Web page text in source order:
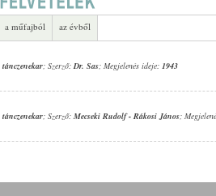
a műfajból az évből
tánczenekar; Szerző:Dr. Sas; Megjelenés ideje: 1943
tánczenekar; Szerző: Mecseki Rudolf- Rákosi János;